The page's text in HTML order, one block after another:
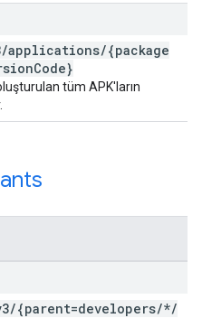
/applications/{package
Code}
tüm APK'ların
/{parent=developers/*/